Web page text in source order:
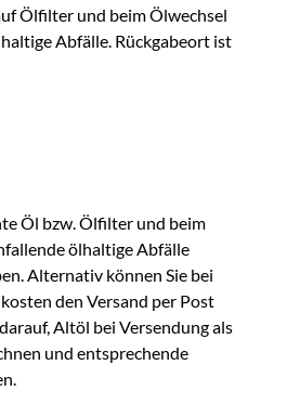
Ölfilter und beim Ölwechsel
Abfälle. Rückgabeort ist
Öl bzw. Ölfilter und beim
ölhaltige Abfälle
Alternativ können Sie bei
den Versand per Post
Altöl bei Versendung als
und entsprechende